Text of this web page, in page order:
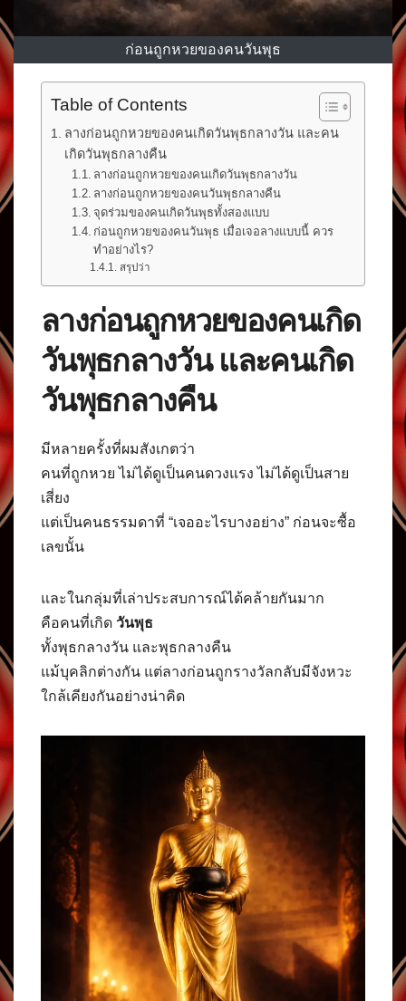
ก่อนถูกหวยของคนวันพุธ
Table of Contents
ลางก่อนถูกหวยของคนเกิดวันพุธกลางวัน และคน
เกิดวันพุธกลางคืน
ลางก่อนถูกหวยของคนเกิดวันพุธกลางวัน
ลางก่อนถูกหวยของคนวันพุธกลางคืน
จุดร่วมของคนเกิดวันพุธทั้งสองแบบ
ก่อนถูกหวยของคนวันพุธ เมื่อเจอลางแบบนี้ ควร
ทำอย่างไร?
สรุปว่า
ลางก่อนถูกหวยของคนเกิด
วันพุธกลางวัน และคนเกิด
วันพุธกลางคืน
มีหลายครั้งที่ผมสังเกตว่า
คนที่ถูกหวย ไม่ได้ดูเป็นคนดวงแรง ไม่ได้ดูเป็นสาย
เสี่ยง
แต่เป็นคนธรรมดาที่ “เจออะไรบางอย่าง” ก่อนจะซื้อ
เลขนั้น
และในกลุ่มที่เล่าประสบการณ์ได้คล้ายกันมาก
คือคนที่เกิด วันพุธ
ทั้งพุธกลางวัน และพุธกลางคืน
แม้บุคลิกต่างกัน แต่ลางก่อนถูกรางวัลกลับมีจังหวะ
ใกล้เคียงกันอย่างน่าคิด